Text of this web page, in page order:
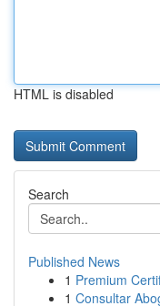
HTML is disabled
Search
Published News
1 Premium
1 Consultar